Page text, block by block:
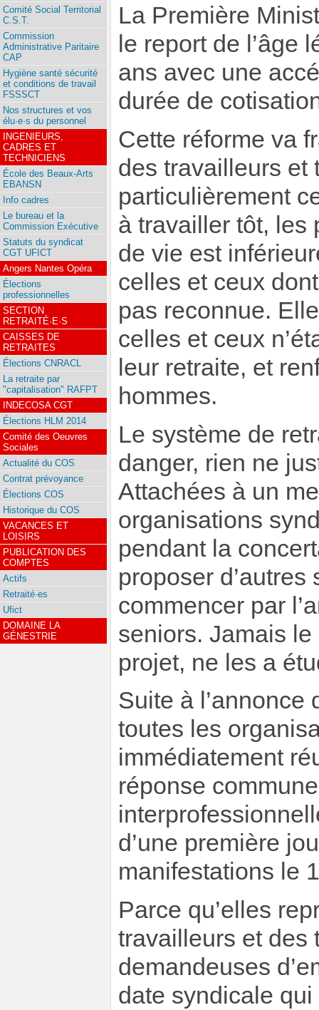
La Première
le report de l’âge
ans avec une
durée de
Cette réforme va
des travailleurs et
particulièrement
à travailler tôt, les
de vie est
celles et ceux
pas reconnue.
celles et ceux
leur retraite, et
hommes.
Le système de
danger, rien ne
Attachées à un
organisations
pendant la
proposer
commencer par
seniors. Jamais
projet, ne les a
Suite à l’annonce
toutes les
immédiatement
réponse
d’une première
manifestations le
Parce qu’elles
travailleurs et des
demandeuses
date syndicale
Comité Social Territorial
C.S.T.
Commission
Administrative Paritaire
CAP
Hygiène santé sécurité
et conditions de travail
FSSSCT
Nos structures et vos
élu·e·s du personnel
INGENIEURS,
CADRES ET
TECHNICIENS
École des Beaux-Arts
EBANSN
Info cadres
Le bureau et la
Commission Exécutive
Statuts du syndicat
CGT UFICT
Angers Nantes Opéra
Élections
professionnelles
SECTION
RETRAITÉ·E·S
CAISSES DE
RETRAITES
Élections CNRACL
La retraite par
"capitalisation" RAFPT
INDECOSA CGT
Élections HLM 2014
Comité des Oeuvres
Sociales
Actualité du COS
Contrat prévoyance
Élections COS
Historique du COS
VACANCES ET
LOISIRS
PUBLICATION DES
COMPTES
Actifs
Retraité·es
Ufict
DOMAINE LA
GÉNESTRIE